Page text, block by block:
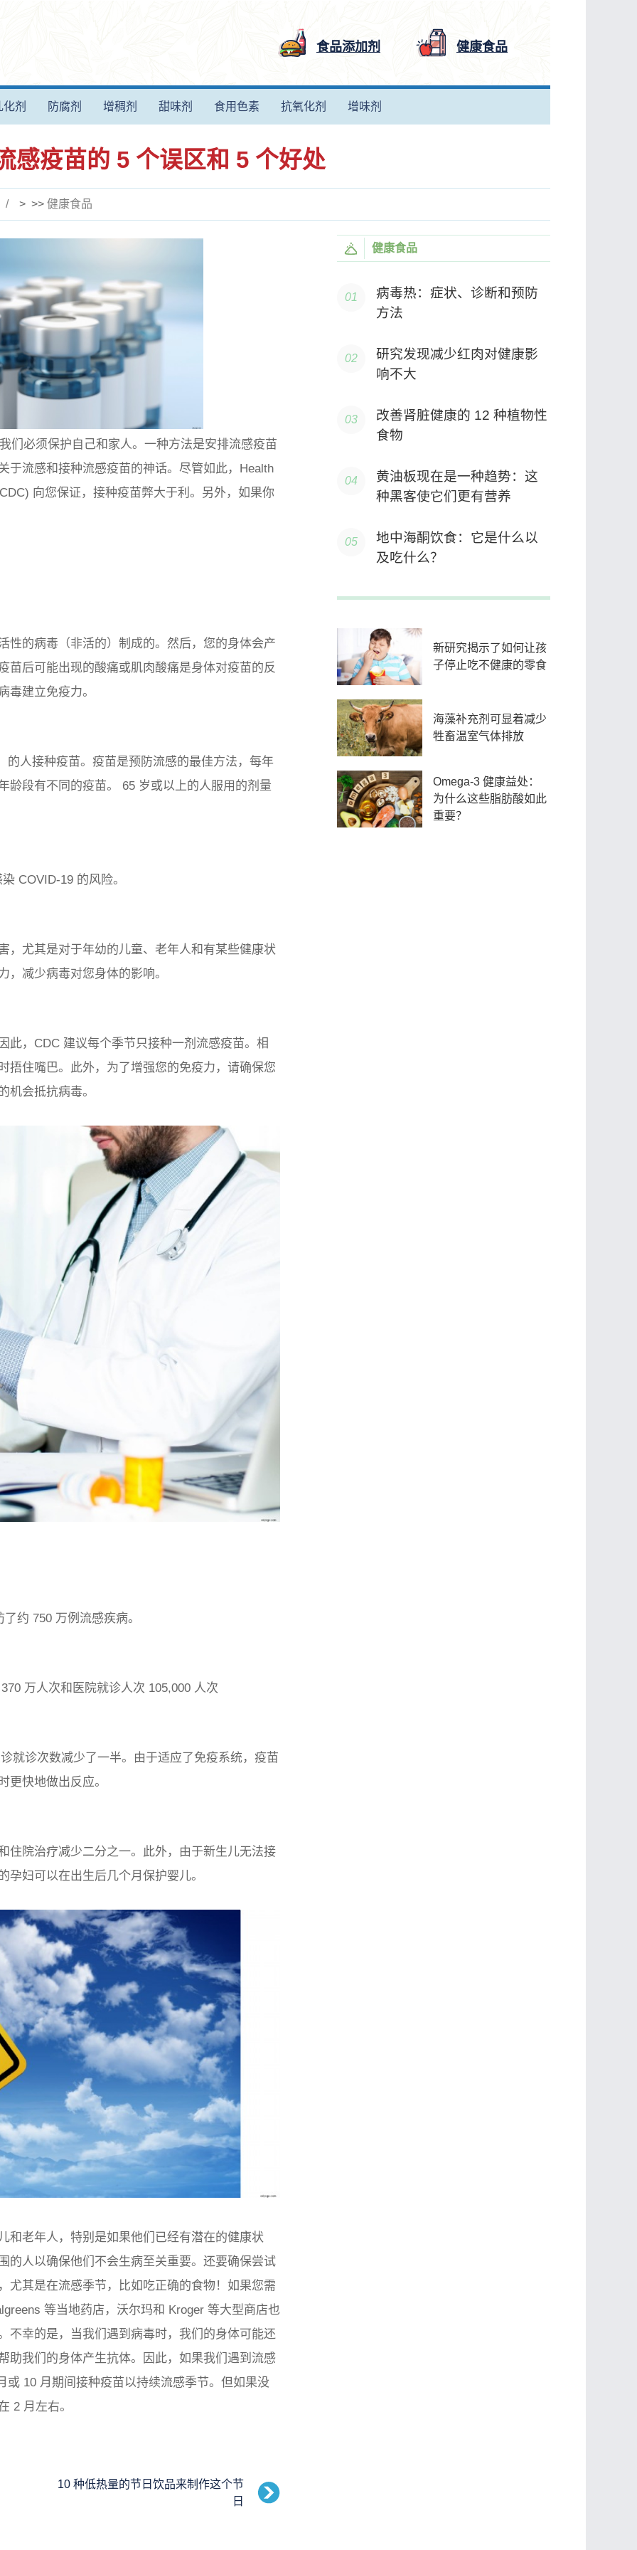
食品添加剂 健康食品
化剂 防腐剂 增稠剂 甜味剂 食用色素 抗氧化剂 增味剂
感疫苗的 5 个误区和 5 个好处
> >> 健康食品
们必须保护自己和家人。一种方法是安排流感疫苗
于流感和接种流感疫苗的神话。尽管如此，Health
向您保证，接种疫苗弊大于利。另外，如果你
性的病毒（非活的）制成的。然后，您的身体会产
苗后可能出现的酸痛或肌肉酸痛是身体对疫苗的反
毒建立免疫力。
人接种疫苗。疫苗是预防流感的最佳方法，每年
龄段有不同的疫苗。 65 岁或以上的人服用的剂量
COVID-19 的风险。
，尤其是对于年幼的儿童、老年人和有某些健康状
，减少病毒对您身体的影响。
此，CDC 建议每个季节只接种一剂流感疫苗。相
捂住嘴巴。此外，为了增强您的免疫力，请确保您
机会抵抗病毒。
约 750 万例流感疾病。
万人次和医院就诊人次 105,000 人次
就诊次数减少了一半。由于适应了免疫系统，疫苗
更快地做出反应。
住院治疗减少二分之一。此外，由于新生儿无法接
妇可以在出生后几个月保护婴儿。
和老年人，特别是如果他们已经有潜在的健康状
的人以确保他们不会生病至关重要。还要确保尝试
尤其是在流感季节，比如吃正确的食物！如果您需
等当地药店，沃尔玛和 Kroger 等大型商店也
不幸的是，当我们遇到病毒时，我们的身体可能还
助我们的身体产生抗体。因此，如果我们遇到流感
10 月期间接种疫苗以持续流感季节。但如果没
2 月左右。
10 种低热量的节日饮品来制作这个节
日
健康食品
病毒热：症状、诊断和预防
方法
研究发现减少红肉对健康影
响不大
改善肾脏健康的 12 种植物性
食物
黄油板现在是一种趋势：这
种黑客使它们更有营养
地中海酮饮食：它是什么以
及吃什么？
新研究揭示了如何让孩
子停止吃不健康的零食
海藻补充剂可显着减少
牲畜温室气体排放
Omega-3 健康益处：
为什么这些脂肪酸如此
重要？